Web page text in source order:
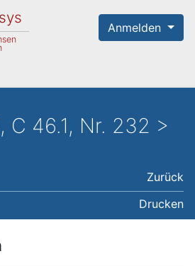
Anmelden
C 46.1, Nr. 232 >
Zurück
Drucken